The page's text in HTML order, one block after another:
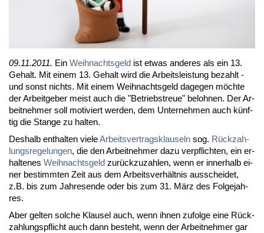
09.11.2011. Ein Weih­nachts­geld ist et­was an­de­res als ein 13.
Ge­halt. Mit ei­nem 13. Ge­halt wird die Ar­beits­leis­tung be­zahlt -
und sonst nichts. Mit ei­nem Weih­nachts­geld da­ge­gen möch­te
der Ar­beit­ge­ber meist auch die "Be­triebs­treue" be­loh­nen. Der Ar­
beit­neh­mer soll mo­ti­viert wer­den, dem Un­ter­neh­men auch künf­
tig die Stan­ge zu hal­ten.
Des­halb ent­hal­ten vie­leAr­beits­ver­trags­klau­seln sog. Rück­zah­
lungs­re­ge­lun­gen, die den Ar­beit­neh­mer da­zu ver­pflich­ten, ein er­
hal­te­nes Weih­nachts­geld zu­rück­zu­zah­len, wenn er in­ner­halb ei­
ner be­stimm­ten Zeit aus dem Ar­beits­ver­hält­nis aus­schei­det,
z.B. bis zum Jah­res­en­de oder bis zum 31. März des Fol­ge­jah­
res.
Aber gel­ten sol­che Klau­sel auch, wenn ih­nen zu­fol­ge ei­ne Rück­
zah­lungs­pflicht auch dann be­steht, wenn der Ar­beit­neh­mer gar